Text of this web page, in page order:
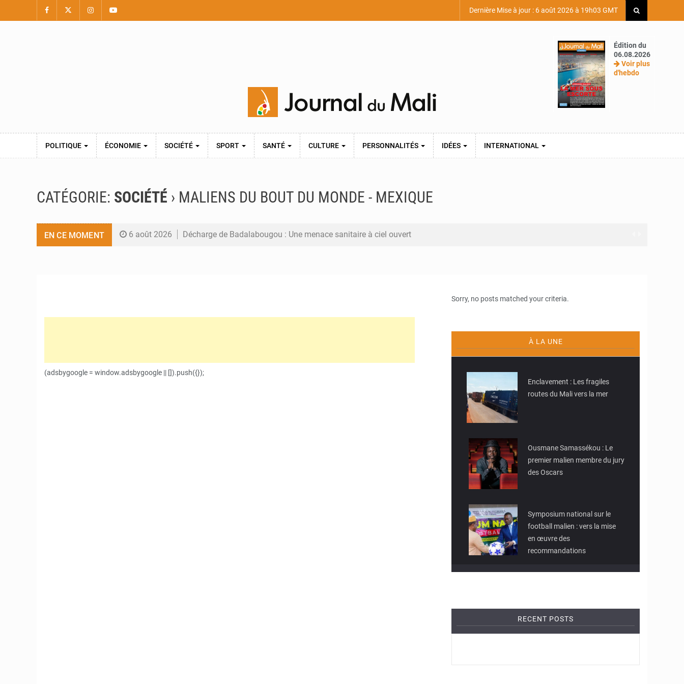
Dernière Mise à jour : 6 août 2026 à 19h03 GMT
Édition du
06.08.2026
Voir plus
d'hebdo
POLITIQUE ÉCONOMIE SOCIÉTÉ SPORT SANTÉ CULTURE PERSONNALITÉS IDÉES INTERNATIONAL
CATÉGORIE: SOCIÉTÉ › MALIENS DU BOUT DU MONDE - MEXIQUE
EN CE MOMENT 6 août 2026 Décharge de Badalabougou : Une menace sanitaire à ciel ouvert
(adsbygoogle = window.adsbygoogle || []).push({});
Sorry, no posts matched your criteria.
À LA UNE
© JDM
Enclavement : Les fragiles
routes du Mali vers la mer
Ousmane Samassékou : Le
premier malien membre du jury
des Oscars
Symposium national sur le
football malien : vers la mise
en œuvre des
recommandations
RECENT POSTS